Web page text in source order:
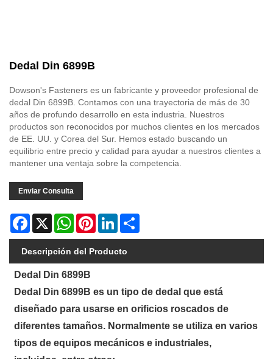
Dedal Din 6899B
Dowson's Fasteners es un fabricante y proveedor profesional de
dedal Din 6899B. Contamos con una trayectoria de más de 30
años de profundo desarrollo en esta industria. Nuestros
productos son reconocidos por muchos clientes en los mercados
de EE. UU. y Corea del Sur. Hemos estado buscando un
equilibrio entre precio y calidad para ayudar a nuestros clientes a
mantener una ventaja sobre la competencia.
Enviar Consulta
Facebook
X WhatsAppPinterestLinkedIn
Descripción del Producto
Dedal Din 6899B
Dedal Din 6899B es un tipo de dedal que está
diseñado para usarse en orificios roscados de
diferentes tamaños. Normalmente se utiliza en varios
tipos de equipos mecánicos e industriales,